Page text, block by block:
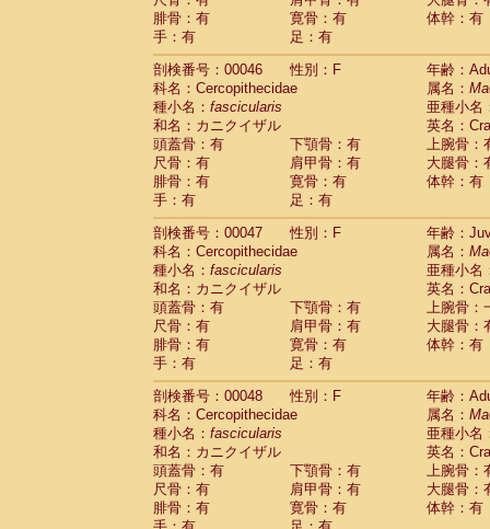
CercopithecidaeCercopithecus mona
CercopithecidaeCercopithecus
CercopithecidaeCercopithecus
CercopithecidaeCercopithecus
Cercopithecidae
Cercopithecusspp.(0)
Cercopithecidae
Chlorocebus
CercopithecidaeChlorocebus
CercopithecidaeErythrocebus patas
CercopithecidaeMiopithecus talapoin
CercopithecidaeCercopithecinae spp.
CercopithecidaeColobus angolensis
CercopithecidaeColobus guereza (0)
Cercopithecidae Colobus polykomos
Cercopithecidae Piliocolobus badius
Cercopithecidae Kasi senex vetulus(1)
CercopithecidaeKasi senex
CercopithecidaeNasalis larvatus(0)
CercopithecidaePresbytes
CercopithecidaePygathrix nemaeus
CercopithecidaeSemnopithecus
Cercopithecidae
Trachypithecus
Cercopithecidae
Trachypithecus
Cercopithecidae
Trachypithecus
CercopithecidaeTrachypithecus
CercopithecidaeColobinae spp.(0)
CercopithecidaePresbytesinaespp.(0)
腓骨：有
寛骨：有
体幹：有
手：有
足：有
剖検番号：00046
性別：F
年齢：
科名：Cercopithecidae
属名：
種小名： fascicularis
亜種小名
和名：カニクイザル
英名：
頭蓋骨：有
下顎骨：有
上腕骨：
尺骨：有
肩甲骨：有
大腿骨：
腓骨：有
寛骨：有
体幹：有
手：有
足：有
剖検番号：00047
性別：F
年齢：
科名：Cercopithecidae
属名：
種小名： fascicularis
亜種小名
和名：カニクイザル
英名：
頭蓋骨：有
下顎骨：有
上腕骨：
尺骨：有
肩甲骨：有
大腿骨：
腓骨：有
寛骨：有
体幹：有
手：有
足：有
剖検番号：00048
性別：F
年齢：
科名：Cercopithecidae
属名：
種小名： fascicularis
亜種小名
和名：カニクイザル
英名：
頭蓋骨：有
下顎骨：有
上腕骨：
尺骨：有
肩甲骨：有
大腿骨：
腓骨：有
寛骨：有
体幹：有